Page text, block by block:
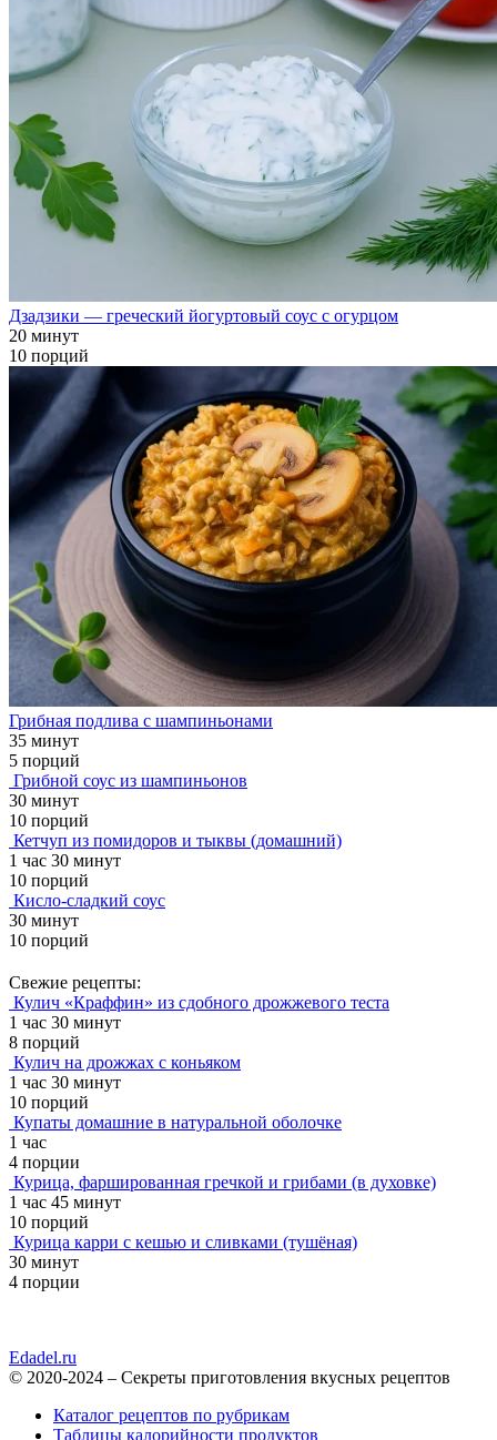
Дзадзики — греческий йогуртовый соус с огурцом
20 минут
10 порций
Грибная подлива с шампиньонами
35 минут
5 порций
Грибной соус из шампиньонов
30 минут
10 порций
Кетчуп из помидоров и тыквы (домашний)
1 час 30 минут
10 порций
Кисло-сладкий соус
30 минут
10 порций
Свежие рецепты:
Кулич «Краффин» из сдобного дрожжевого теста
1 час 30 минут
8 порций
Кулич на дрожжах с коньяком
1 час 30 минут
10 порций
Купаты домашние в натуральной оболочке
1 час
4 порции
Курица, фаршированная гречкой и грибами (в духовке)
1 час 45 минут
10 порций
Курица карри с кешью и сливками (тушёная)
30 минут
4 порции
Edadel.ru
© 2020-2024 – Секреты приготовления вкусных рецептов
Каталог рецептов по рубрикам
Таблицы калорийности продуктов